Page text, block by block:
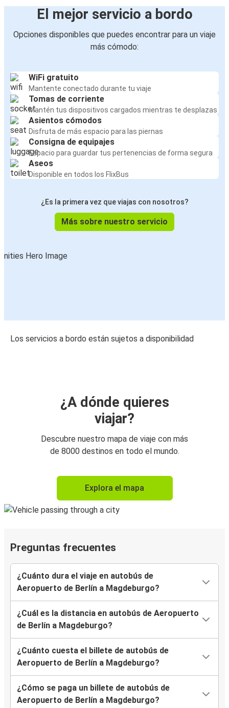
El mejor servicio a bordo
Opciones disponibles que puedes encontrar para un viaje
más cómodo:
WiFi gratuito
Mantente conectado durante tu viaje
Tomas de corriente
Mantén tus dispositivos cargados mientras te desplazas
Asientos cómodos
Disfruta de más espacio para las piernas
Consigna de equipajes
Espacio para guardar tus pertenencias de forma segura
Aseos
Disponible en todos los FlixBus
¿Es la primera vez que viajas con nosotros?
Más sobre nuestro servicio
Los servicios a bordo están sujetos a disponibilidad
¿A dónde quieres
viajar?
Descubre nuestro mapa de viaje con más
de 8000 destinos en todo el mundo.
Explora el mapa
Preguntas frecuentes
¿Cuánto dura el viaje en autobús de
Aeropuerto de Berlín a Magdeburgo?
¿Cuál es la distancia en autobús de Aeropuerto
de Berlín a Magdeburgo?
¿Cuánto cuesta el billete de autobús de
Aeropuerto de Berlín a Magdeburgo?
¿Cómo se paga un billete de autobús de
Aeropuerto de Berlín a Magdeburgo?